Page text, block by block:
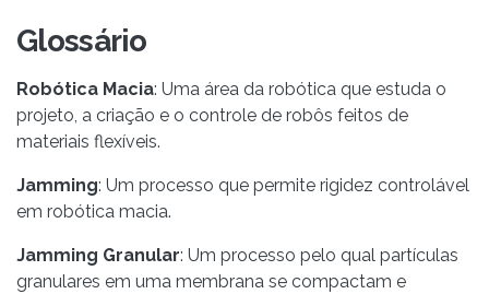
Glossário
Robótica Macia: Uma área da robótica que estuda o
projeto, a criação e o controle de robôs feitos de
materiais flexíveis.
Jamming: Um processo que permite rigidez controlável
em robótica macia.
Jamming Granular: Um processo pelo qual partículas
granulares em uma membrana se compactam e